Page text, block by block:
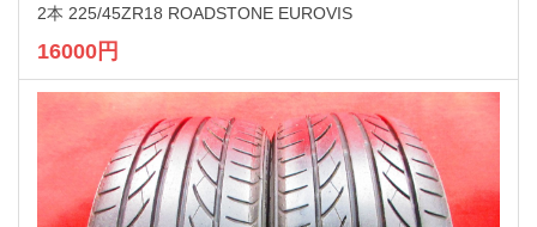
2本 225/45ZR18 ROADSTONE EUROVIS
16000円